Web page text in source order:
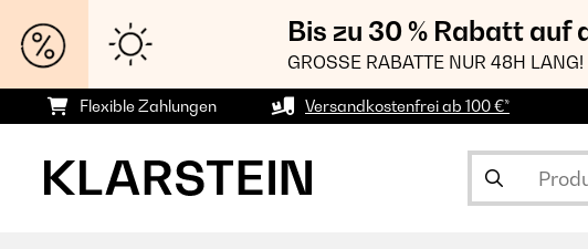
Bis zu 30 % Rabatt
GROSSE RABATTE NUR 48H LANG!
Flexible Zahlungen Versandkostenfrei ab 100 €*